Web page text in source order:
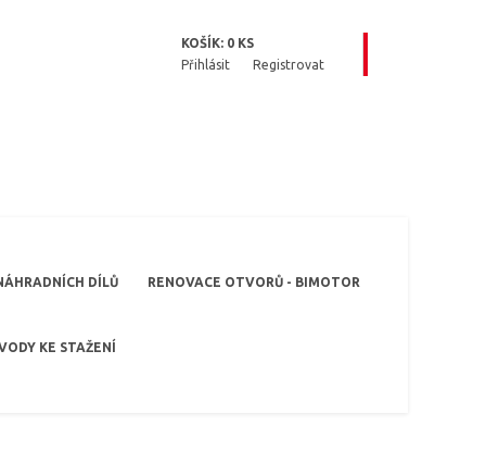
KOŠÍK: 0 KS
Přihlásit
Registrovat
DÍLŮ RENOVACE OTVORŮ - BIMOTOR
KE STAŽENÍ